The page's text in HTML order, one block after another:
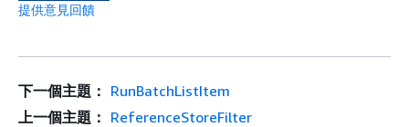
提供意見回饋
下一個主題： RunBatchListItem
上一個主題： ReferenceStoreFilter